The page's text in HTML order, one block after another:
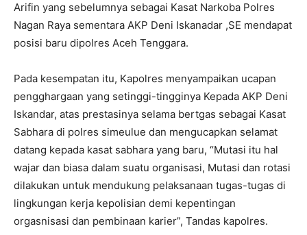
Arifin yang sebelumnya sebagai Kasat Narkoba Polres
Nagan Raya sementara AKP Deni Iskanadar ,SE mendapat
posisi baru dipolres Aceh Tenggara.
Pada kesempatan itu, Kapolres menyampaikan ucapan
pengghargaan yang setinggi-tingginya Kepada AKP Deni
Iskandar, atas prestasinya selama bertgas sebagai Kasat
Sabhara di polres simeulue dan mengucapkan selamat
datang kepada kasat sabhara yang baru, “Mutasi itu hal
wajar dan biasa dalam suatu organisasi, Mutasi dan rotasi
dilakukan untuk mendukung pelaksanaan tugas-tugas di
lingkungan kerja kepolisian demi kepentingan
orgasnisasi dan pembinaan karier”, Tandas kapolres.